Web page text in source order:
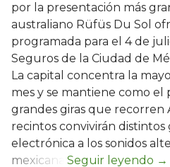
por la presentación más
australiano Rüfüs Du Sol
programada para el 4 de
Seguros de la Ciudad de
La capital concentra la
mes y se mantiene como
grandes giras que recorren
recintos convivirán distintos
electrónica a los sonidos
mexicana.